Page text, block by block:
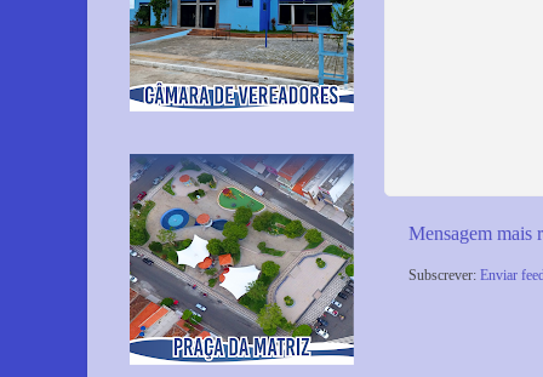
Mensagem mais
Subscrever: Enviar